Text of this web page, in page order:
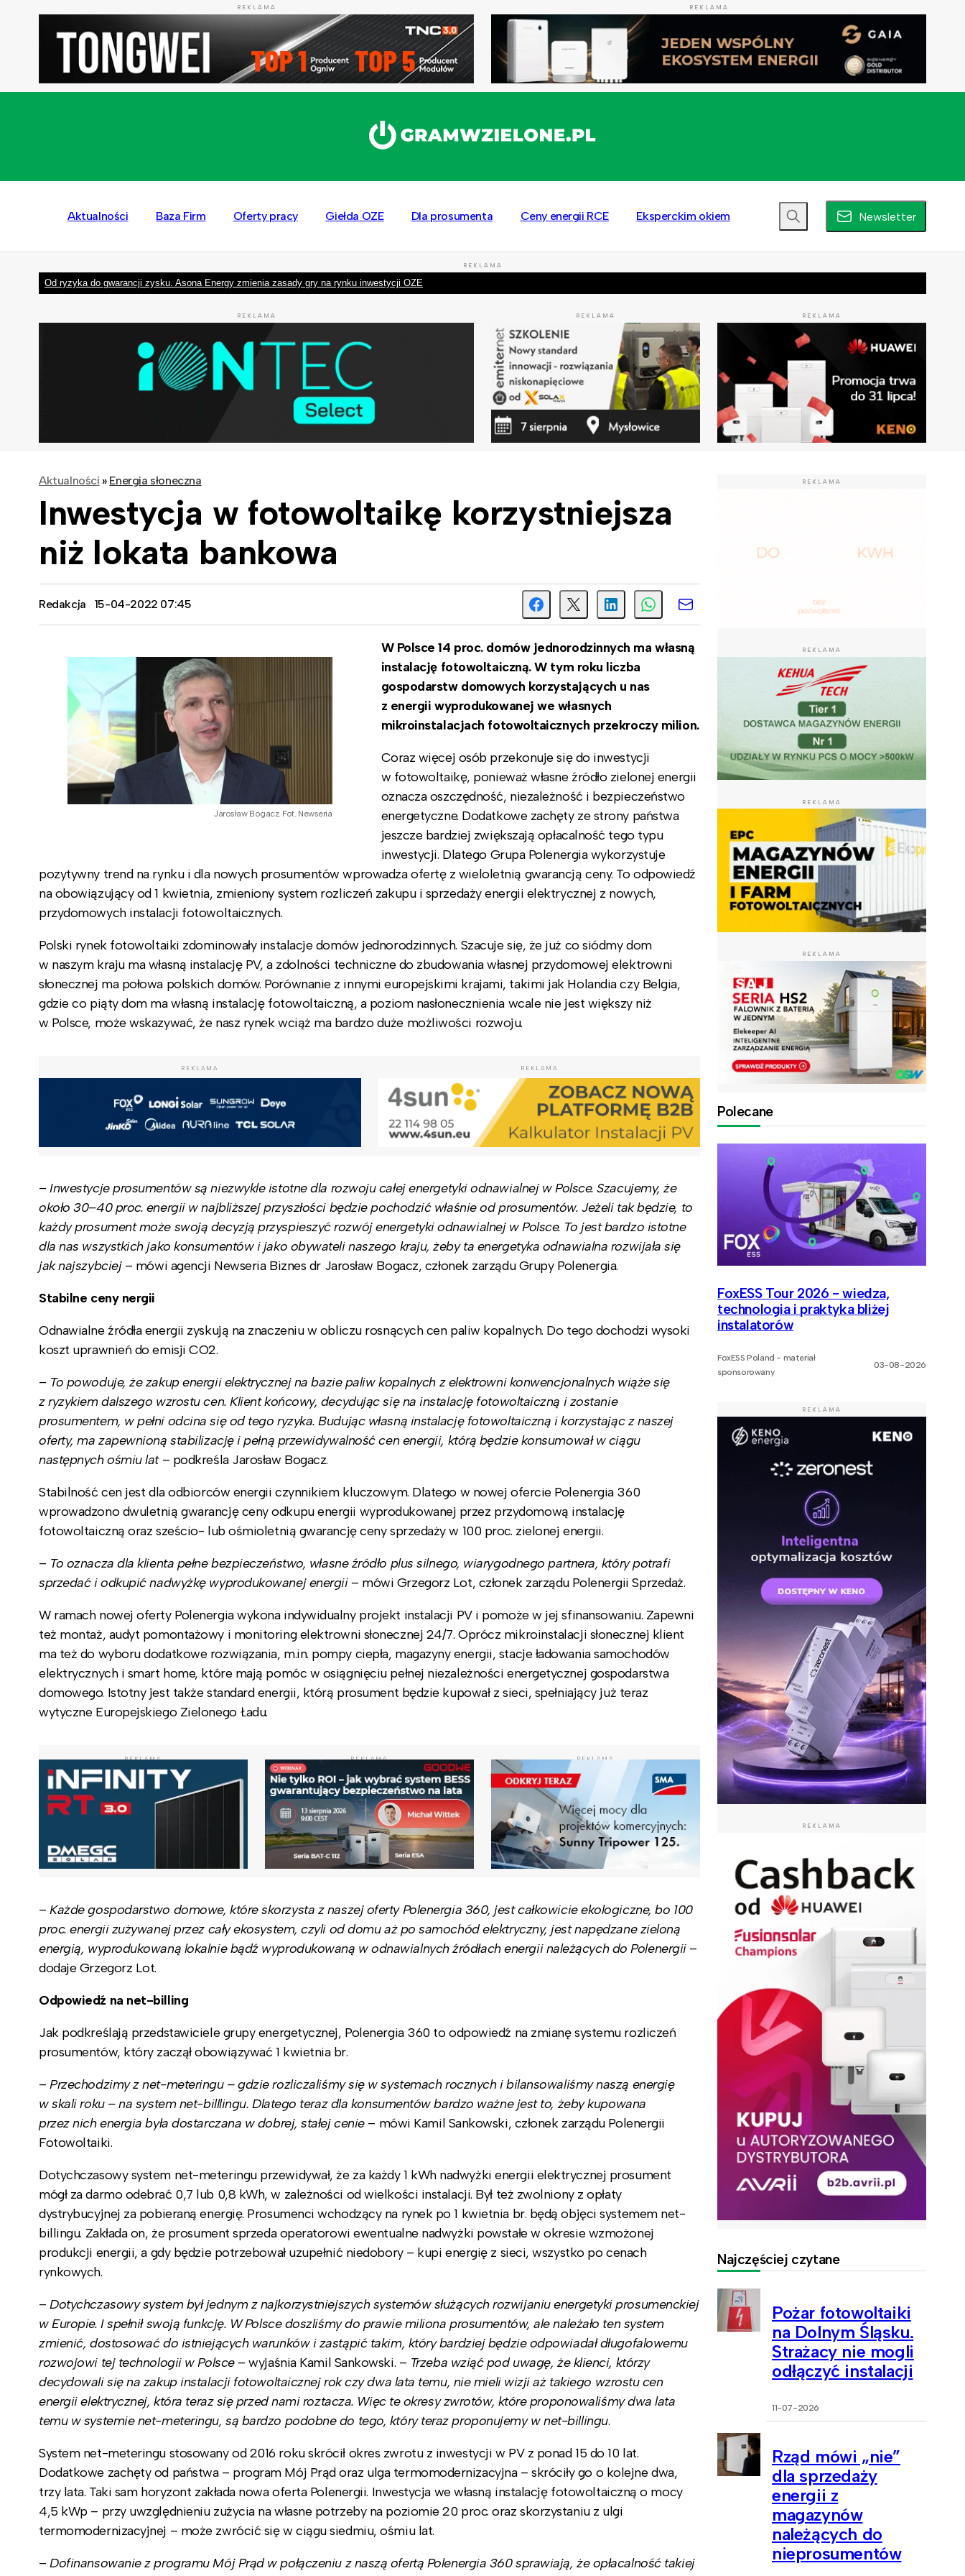
REKLAMA REKLAMA
Aktualności Baza Firm Oferty pracy Giełda OZE Dla prosumenta Ceny energii RCE Eksperckim okiem Newsletter
REKLAMA
Od ryzyka do gwarancji zysku. Asona Energy zmienia zasady gry na rynku inwestycji OZE
REKLAMA REKLAMA REKLAMA
Aktualności » Energia słoneczna
Inwestycja w fotowoltaikę korzystniejsza
niż lokata bankowa
Redakcja 15-04-2022 07:45
Jarosław Bogacz. Fot. Newseria
W Polsce 14 proc. domów jednorodzinnych ma własną
instalację fotowoltaiczną. W tym roku liczba
gospodarstw domowych korzystających u nas
z energii wyprodukowanej we własnych
mikroinstalacjach fotowoltaicznych przekroczy milion.
Coraz więcej osób przekonuje się do inwestycji
w fotowoltaikę, ponieważ własne źródło zielonej energii
oznacza oszczędność, niezależność i bezpieczeństwo
energetyczne. Dodatkowe zachęty ze strony państwa
jeszcze bardziej zwiększają opłacalność tego typu
inwestycji. Dlatego Grupa Polenergia wykorzystuje
pozytywny trend na rynku i dla nowych prosumentów wprowadza ofertę z wieloletnią gwarancją ceny. To odpowiedź
na obowiązujący od 1 kwietnia, zmieniony system rozliczeń zakupu i sprzedaży energii elektrycznej z nowych,
przydomowych instalacji fotowoltaicznych.
Polski rynek fotowoltaiki zdominowały instalacje domów jednorodzinnych. Szacuje się, że już co siódmy dom
w naszym kraju ma własną instalację PV, a zdolności techniczne do zbudowania własnej przydomowej elektrowni
słonecznej ma połowa polskich domów. Porównanie z innymi europejskimi krajami, takimi jak Holandia czy Belgia,
gdzie co piąty dom ma własną instalację fotowoltaiczną, a poziom nasłonecznienia wcale nie jest większy niż
w Polsce, może wskazywać, że nasz rynek wciąż ma bardzo duże możliwości rozwoju.
REKLAMA REKLAMA
–Inwestycje prosumentów są niezwykle istotne dla rozwoju całej energetyki odnawialnej w Polsce. Szacujemy, że
około 30–40 proc. energii w najbliższej przyszłości będzie pochodzić właśnie od prosumentów. Jeżeli tak będzie, to
każdy prosument może swoją decyzją przyspieszyć rozwój energetyki odnawialnej w Polsce. To jest bardzo istotne
dla nas wszystkich jako konsumentów i jako obywateli naszego kraju, żeby ta energetyka odnawialna rozwijała się
jak najszybciej– mówi agencji Newseria Biznes dr Jarosław Bogacz, członek zarządu Grupy Polenergia.
Stabilne ceny nergii
Odnawialne źródła energii zyskują na znaczeniu w obliczu rosnących cen paliw kopalnych. Do tego dochodzi wysoki
koszt uprawnień do emisji CO2.
– To powoduje, że zakup energii elektrycznej na bazie paliw kopalnych z elektrowni konwencjonalnych wiąże się
z ryzykiem dalszego wzrostu cen. Klient końcowy, decydując się na instalację fotowoltaiczną i zostanie
prosumentem, w pełni odcina się od tego ryzyka. Budując własną instalację fotowoltaiczną i korzystając z naszej
oferty, ma zapewnioną stabilizację i pełną przewidywalność cen energii, którą będzie konsumował w ciągu
następnych ośmiu lat– podkreśla Jarosław Bogacz.
Stabilność cen jest dla odbiorców energii czynnikiem kluczowym. Dlatego w nowej ofercie Polenergia 360
wprowadzono dwuletnią gwarancję ceny odkupu energii wyprodukowanej przez przydomową instalację
fotowoltaiczną oraz sześcio- lub ośmioletnią gwarancję ceny sprzedaży w 100 proc. zielonej energii.
– To oznacza dla klienta pełne bezpieczeństwo, własne źródło plus silnego, wiarygodnego partnera, który potrafi
sprzedać i odkupić nadwyżkę wyprodukowanej energii– mówi Grzegorz Lot, członek zarządu Polenergii Sprzedaż.
W ramach nowej oferty Polenergia wykona indywidualny projekt instalacji PV i pomoże w jej sfinansowaniu. Zapewni
też montaż, audyt pomontażowy i monitoring elektrowni słonecznej 24/7. Oprócz mikroinstalacji słonecznej klient
ma też do wyboru dodatkowe rozwiązania, m.in. pompy ciepła, magazyny energii, stacje ładowania samochodów
elektrycznych i smart home, które mają pomóc w osiągnięciu pełnej niezależności energetycznej gospodarstwa
domowego. Istotny jest także standard energii, którą prosument będzie kupował z sieci, spełniający już teraz
wytyczne Europejskiego Zielonego Ładu.
REKLAMA REKLAMA REKLAMA
–Każde gospodarstwo domowe, które skorzysta z naszej oferty Polenergia 360, jest całkowicie ekologiczne, bo 100
proc. energii zużywanej przez cały ekosystem, czyli od domu aż po samochód elektryczny, jest napędzane zieloną
energią, wyprodukowaną lokalnie bądź wyprodukowaną w odnawialnych źródłach energii należących do Polenergii–
dodaje Grzegorz Lot.
Odpowiedź na net-billing
Jak podkreślają przedstawiciele grupy energetycznej, Polenergia 360 to odpowiedź na zmianę systemu rozliczeń
prosumentów, który zaczął obowiązywać 1 kwietnia br.
–Przechodzimy z net-meteringu – gdzie rozliczaliśmy się w systemach rocznych i bilansowaliśmy naszą energię
w skali roku – na system net-billlingu. Dlatego teraz dla konsumentów bardzo ważne jest to, żeby kupowana
przez nich energia była dostarczana w dobrej, stałej cenie– mówi Kamil Sankowski, członek zarządu Polenergii
Fotowoltaiki.
Dotychczasowy system net-meteringu przewidywał, że za każdy 1 kWh nadwyżki energii elektrycznej prosument
mógł za darmo odebrać 0,7 lub 0,8 kWh, w zależności od wielkości instalacji. Był też zwolniony z opłaty
dystrybucyjnej za pobieraną energię. Prosumenci wchodzący na rynek po 1 kwietnia br. będą objęci systemem net-
billingu. Zakłada on, że prosument sprzeda operatorowi ewentualne nadwyżki powstałe w okresie wzmożonej
produkcji energii, a gdy będzie potrzebował uzupełnić niedobory – kupi energię z sieci, wszystko po cenach
rynkowych.
–Dotychczasowy system był jednym z najkorzystniejszych systemów służących rozwijaniu energetyki prosumenckiej
w Europie. I spełnił swoją funkcję. W Polsce doszliśmy do prawie miliona prosumentów, ale należało ten system
zmienić, dostosować do istniejących warunków i zastąpić takim, który bardziej będzie odpowiadał długofalowemu
rozwojowi tej technologii w Polsce– wyjaśnia Kamil Sankowski. – Trzeba wziąć pod uwagę, że klienci, którzy
decydowali się na zakup instalacji fotowoltaicznej rok czy dwa lata temu, nie mieli wizji aż takiego wzrostu cen
energii elektrycznej, która teraz się przed nami roztacza. Więc te okresy zwrotów, które proponowaliśmy dwa lata
temu w systemie net-meteringu, są bardzo podobne do tego, który teraz proponujemy w net-billingu.
System net-meteringu stosowany od 2016 roku skrócił okres zwrotu z inwestycji w PV z ponad 15 do 10 lat.
Dodatkowe zachęty od państwa – program Mój Prąd oraz ulga termomodernizacyjna – skróciły go o kolejne dwa,
trzy lata. Taki sam horyzont zakłada nowa oferta Polenergii. Inwestycja we własną instalację fotowoltaiczną o mocy
4,5 kWp – przy uwzględnieniu zużycia na własne potrzeby na poziomie 20 proc. oraz skorzystaniu z ulgi
termomodernizacyjnej – może zwrócić się w ciągu siedmiu, ośmiu lat.
–Dofinansowanie z programu Mój Prąd w połączeniu z naszą ofertą Polenergia 360 sprawiają, że opłacalność takiej
REKLAMA
REKLAMA
REKLAMA
REKLAMA
Polecane
FoxESS Tour 2026 - wiedza,
technologia i praktyka bliżej
instalatorów
FoxESS Poland - materiał
sponsorowany
03-08-2026
REKLAMA
REKLAMA
Najczęściej czytane
Pożar fotowoltaiki
na Dolnym Śląsku.
Strażacy nie mogli
odłączyć instalacji
11-07-2026
Rząd mówi „nie”
dla sprzedaży
energii z
magazynów
należących do
nieprosumentów